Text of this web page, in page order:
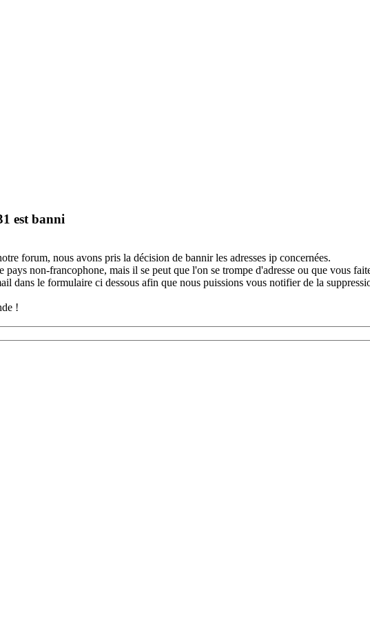
est banni
forum, nous avons pris la décision de bannir les adresses ip concernées.
pays non-francophone, mais il se peut que l'on se trompe d'adresse ou que vous
dans le formulaire ci dessous afin que nous puissions vous notifier de la
!